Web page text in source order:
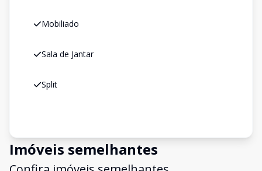
Mobiliado
Sala de Jantar
Split
Imóveis semelhantes